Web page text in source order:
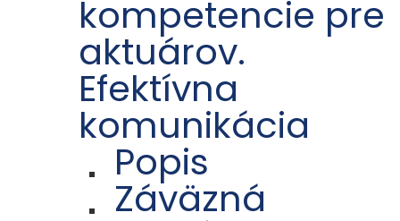
kompetencie pre
aktuárov.
Efektívna
komunikácia
Popis
Záväzná